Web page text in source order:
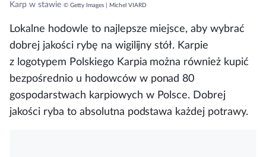
Karp w stawie © Getty Images | Michel VIARD
Lokalne hodowle to najlepsze miejsce, aby wybrać
dobrej jakości rybę na wigilijny stół. Karpie
z logotypem Polskiego Karpia można również kupić
bezpośrednio u hodowców w ponad 80
gospodarstwach karpiowych w Polsce. Dobrej
jakości ryba to absolutna podstawa każdej potrawy.